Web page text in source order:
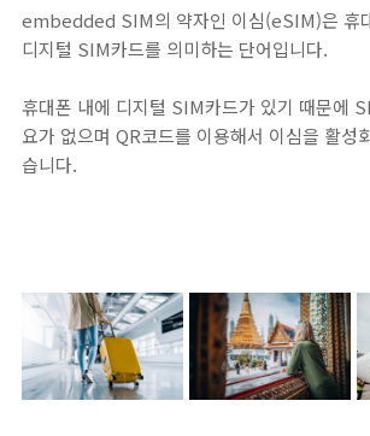
embedded SIM의 약자인 이심(eSIM)은 휴
디지털 SIM카드를 의미하는 단어입니다.
휴대폰 내에 디지털 SIM카드가 있기 때문에
요가 없으며 QR코드를 이용해서 이심을 활성
습니다.